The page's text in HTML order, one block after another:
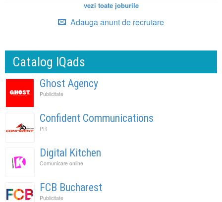
vezi toate joburile
Adauga anunt de recrutare
Catalog IQads
Ghost Agency
Publicitate
Confident Communications
PR
Digital Kitchen
Comunicare online
FCB Bucharest
Publicitate